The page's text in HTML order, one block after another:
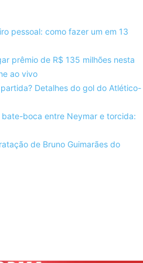
pessoal: como fazer um em 13
prêmio de R$ 135 milhões nesta
ao vivo
Detalhes do gol do Atlético-
boca entre Neymar e torcida:
de Bruno Guimarães do